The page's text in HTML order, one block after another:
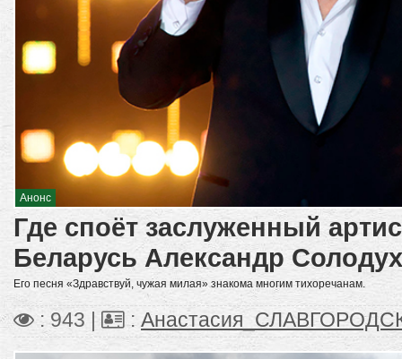
Анонс
Где споёт заслуженный
Беларусь Александр
Его песня «Здравствуй, чужая милая» знакома многим тихоречанам.
: 943 | :